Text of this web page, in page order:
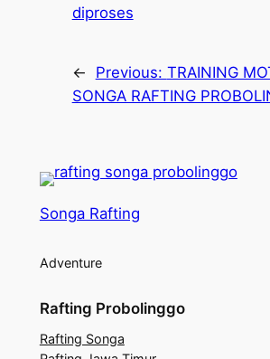
diproses
← Previous: TRAINING
SONGA RAFTING
Songa Rafting
Adventure
Rafting Probolinggo
Rafting Songa